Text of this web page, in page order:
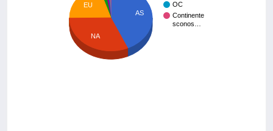
OC
Continente
sconos…
AS
EU
NA